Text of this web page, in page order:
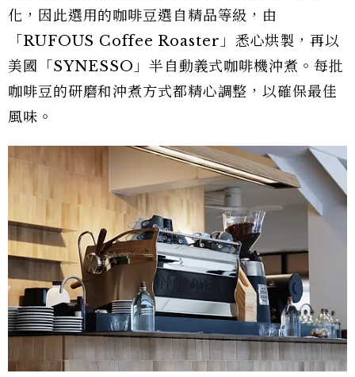
化，因此選用的咖啡豆選自精品等級，由
「RUFOUS Coffee Roaster」悉心烘製，再以
美國「SYNESSO」半自動義式咖啡機沖煮。每批
咖啡豆的研磨和沖煮方式都精心調整，以確保最佳
風味。